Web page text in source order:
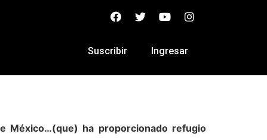
Suscribir Ingresar
México…(que) ha proporcionado refugio